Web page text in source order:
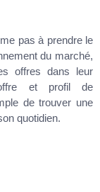
pas à prendre le
du marché,
offres dans leur
et profil de
de trouver une
quotidien.